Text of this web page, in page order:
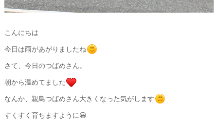
こんにちは
今日は雨があがりましたね
さて、今日のつばめさん。
朝から温めてました
なんか、親鳥つばめさん大きくなった気がします
すくすく育ちますように😀